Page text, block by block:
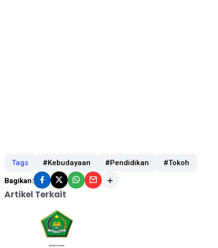
Tags #Kebudayaan #Pendidikan #Tokoh
Bagikan:
Artikel Terkait